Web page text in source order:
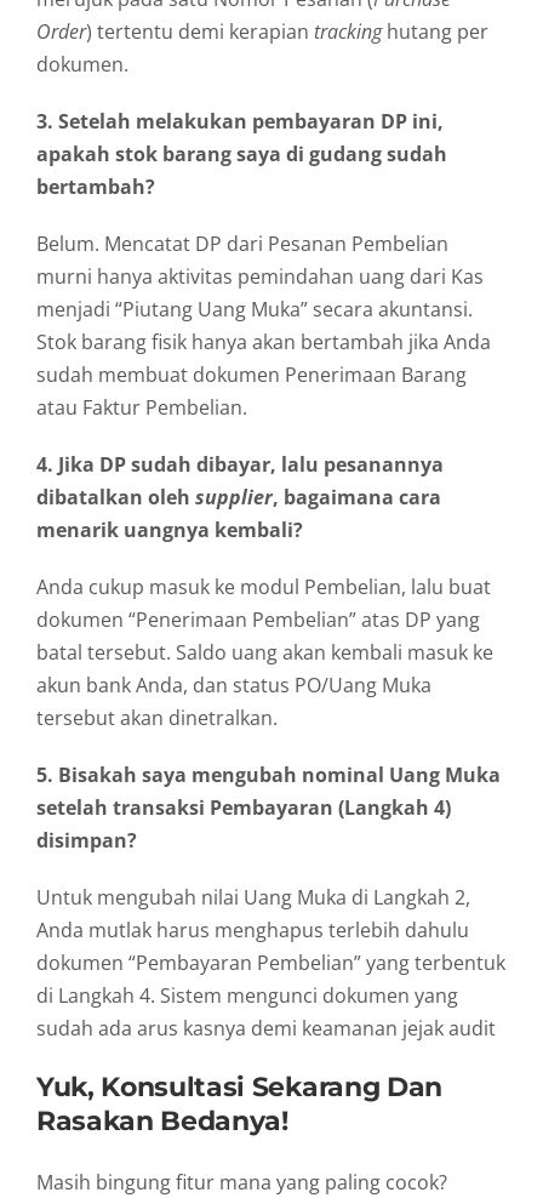
Order) tertentu demi kerapian trackinghutang per
dokumen.
3. Setelah melakukan pembayaran DP ini,
apakah stok barang saya di gudang sudah
bertambah?
Belum. Mencatat DP dari Pesanan Pembelian
murni hanya aktivitas pemindahan uang dari Kas
menjadi “Piutang Uang Muka” secara akuntansi.
Stok barang fisik hanya akan bertambah jika Anda
sudah membuat dokumen Penerimaan Barang
atau Faktur Pembelian.
4. Jika DP sudah dibayar, lalu pesanannya
dibatalkan oleh supplier, bagaimana cara
menarik uangnya kembali?
Anda cukup masuk ke modul Pembelian, lalu buat
dokumen “Penerimaan Pembelian” atas DP yang
batal tersebut. Saldo uang akan kembali masuk ke
akun bank Anda, dan status PO/Uang Muka
tersebut akan dinetralkan.
5. Bisakah saya mengubah nominal Uang Muka
setelah transaksi Pembayaran (Langkah 4)
disimpan?
Untuk mengubah nilai Uang Muka di Langkah 2,
Anda mutlak harus menghapus terlebih dahulu
dokumen “Pembayaran Pembelian” yang terbentuk
di Langkah 4. Sistem mengunci dokumen yang
sudah ada arus kasnya demi keamanan jejak audit
Yuk, Konsultasi Sekarang Dan
Rasakan Bedanya!
Masih bingung fitur mana yang paling cocok?